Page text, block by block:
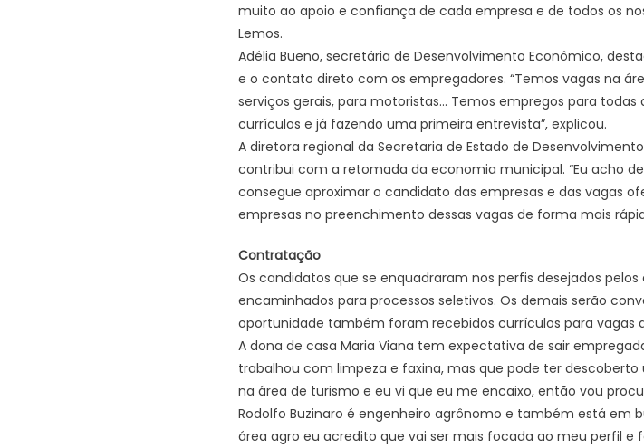
muito ao apoio e confiança de cada empresa e de todos os
Lemos.
Adélia Bueno, secretária de Desenvolvimento Econômico,
e o contato direto com os empregadores. “Temos vagas na
serviços gerais, para motoristas… Temos empregos para
currículos e já fazendo uma primeira entrevista”, explicou.
A diretora regional da Secretaria de Estado de
contribui com a retomada da economia municipal. “Eu acho
consegue aproximar o candidato das empresas e das vagas
empresas no preenchimento dessas vagas de forma mais
Contratação
Os candidatos que se enquadraram nos perfis desejados
encaminhados para processos seletivos. Os demais serão
oportunidade também foram recebidos currículos para vagas
A dona de casa Maria Viana tem expectativa de sair
trabalhou com limpeza e faxina, mas que pode ter
na área de turismo e eu vi que eu me encaixo, então vou
Rodolfo Buzinaro é engenheiro agrônomo e também está em
área agro eu acredito que vai ser mais focada ao meu perfil